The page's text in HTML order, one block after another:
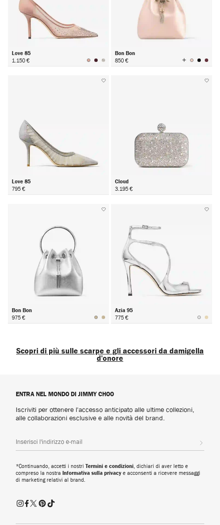
Love 85
1.150 €
Bon Bon
850 €
Visualizza
tutti
Love 85
795 €
Cloud
3.195 €
Bon Bon
975 €
Azia 95
775 €
Scopri di più sulle scarpe e gli accessori da damigella
d'onore
valorizzare qualsiasi abito da damigella, sia per cerimonie moderne che più
tradizionali.
e sandali glamour, impreziositi da decorazioni esclusive. Trova i tacchi ideali
finiture in raso e velluto che per uno stile moderno con audaci elementi
metallizzati. Le scarpe a punta con tacco valorizzano la figura e diventano
audaci se impreziosite da fiocchi e cristalli.
Ballerine e scarpe da damigella con tacco basso
Le ballerine e le scarpe con tacco basso sono un'alternativa versatile e
ENTRA NEL MONDO DI JIMMY CHOO
Iscriviti per ottenere l'accesso anticipato alle ultime collezioni,
alle collaborazioni esclusive e alle novità del brand.
*Continuando, accetti i nostri Termini e condizioni, dichiari di aver letto e
compreso la nostra Informativa sulla privacy e acconsenti a ricevere messaggi
di marketing relativi al brand.